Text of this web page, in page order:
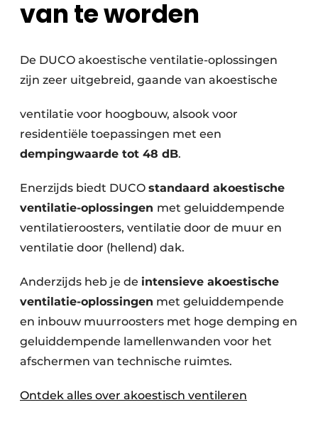
van te worden
De DUCO akoestische ventilatie-oplossingen
zijn zeer uitgebreid, gaande van akoestische
ventilatie voor hoogbouw, alsook voor
residentiële toepassingen met een
dempingwaarde tot 48 dB.
Enerzijds biedt DUCO standaard akoestische
ventilatie-oplossingen met geluiddempende
ventilatieroosters, ventilatie door de muur en
ventilatie door (hellend) dak.
Anderzijds heb je de intensieve akoestische
ventilatie-oplossingen met geluiddempende
en inbouw muurroosters met hoge demping en
geluiddempende lamellenwanden voor het
afschermen van technische ruimtes.
Ontdek alles over akoestisch ventileren